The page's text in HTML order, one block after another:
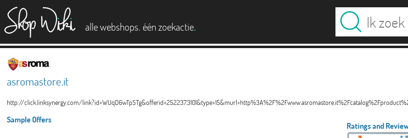
alle webshops. één zoekactie.
asromastore.it
http://click.linksynergy.com/
Sample Offers
Ratings and